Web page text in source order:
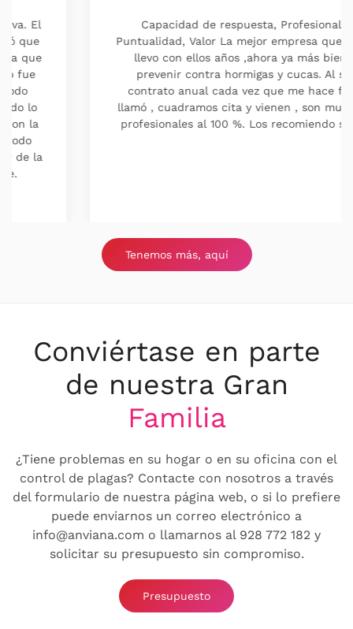
Capacidad de respuesta, Profesionalidad,
Puntualidad, Valor La mejor empresa que conozco,
llevo con ellos años ,ahora ya más bien para
prevenir contra hormigas y cucas. Al ser un
contrato anual cada vez que me hace falta les
llamó , cuadramos cita y vienen , son muy serios y
profesionales al 100 %. Los recomiendo sin duda.
Tenemos más, aquí
Conviértase en parte
de nuestra Gran
Familia
¿Tiene problemas en su hogar o en su oficina con el
control de plagas? Contacte con nosotros a través
del formulario de nuestra página web, o si lo prefiere
puede enviarnos un correo electrónico a
info@anviana.com o llamarnos al 928 772 182 y
solicitar su presupuesto sin compromiso.
Presupuesto